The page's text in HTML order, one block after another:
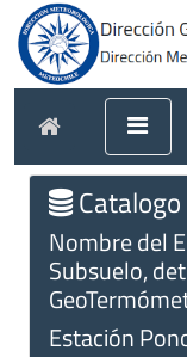
Nombre del
Subsuelo,
Estación